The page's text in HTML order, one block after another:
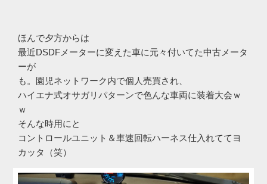
ほんで夕方からは
最近DSDFメーターに変えた車に元々付いてた中古メータ
ーが
も。園児ネットワーク内で個人売買され、
ハイエナ式オサガリパターンで色んな車両に装着大会ｗ
ｗ
そんな時用にと
コントロールユニット＆車速回転ハーネス仕入れててヨ
カッタ（笑）